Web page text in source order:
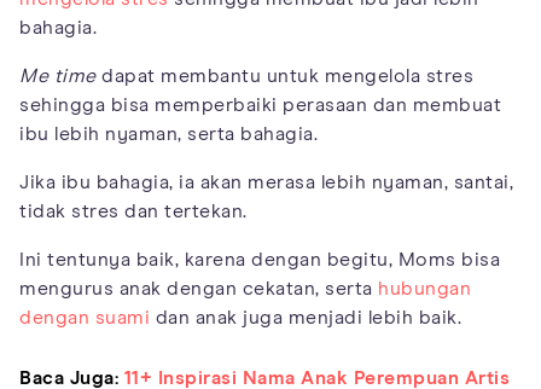
bahagia.
Me timedapat membantu untuk mengelola stres
sehingga bisa memperbaiki perasaan dan membuat
ibu lebih nyaman, serta bahagia.
Jika ibu bahagia, ia akan merasa lebih nyaman, santai,
tidak stres dan tertekan.
Ini tentunya baik, karena dengan begitu, Moms bisa
mengurus anak dengan cekatan, serta hubungan
dengan suami dan anak juga menjadi lebih baik.
Baca Juga: 11+ Inspirasi Nama Anak Perempuan Artis